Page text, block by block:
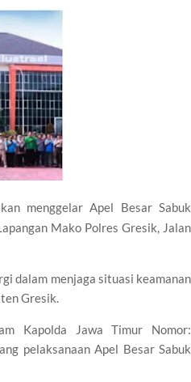
menggelar Apel Besar Sabuk
Mako Polres Gresik, Jalan
dalam menjaga situasi keamanan
Gresik.
Kapolda Jawa Timur Nomor:
pelaksanaan Apel Besar Sabuk